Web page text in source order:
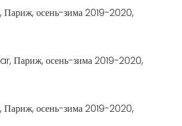
осень-зима 2019-2020,
осень-зима 2019-2020,